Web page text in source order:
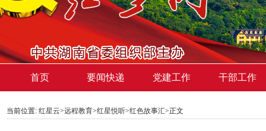
首页 要闻快递 党建工作 干部工作
当前位置: 红星云>远程教育>红星悦听>红色故事汇>正文